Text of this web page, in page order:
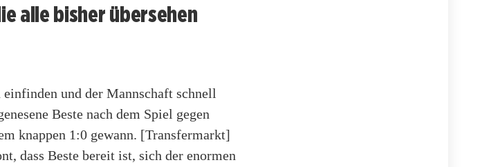
alle bisher übersehen
und der Mannschaft schnell
Beste nach dem Spiel gegen
knappen 1:0 gewann. [Transfermarkt]
dass Beste bereit ist, sich der enormen